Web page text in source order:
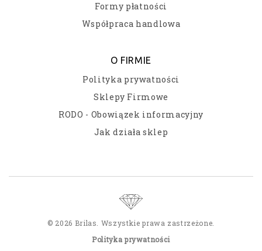
Formy płatności
Współpraca handlowa
O FIRMIE
Polityka prywatności
Sklepy Firmowe
RODO - Obowiązek informacyjny
Jak działa sklep
© 2026 Brilas. Wszystkie prawa zastrzeżone.
Polityka prywatności